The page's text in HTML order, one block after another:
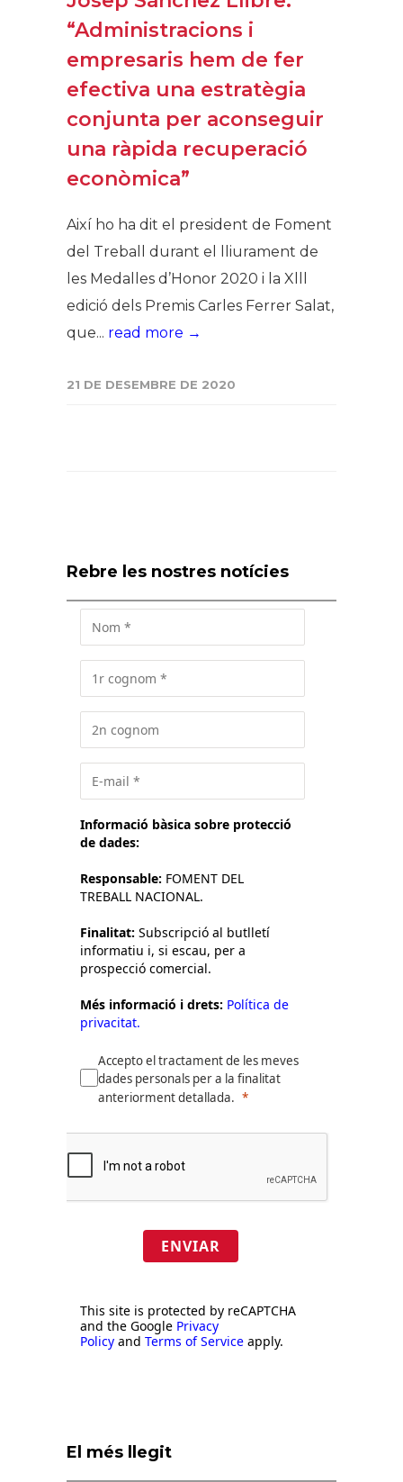
“Administracions i
empresaris hem de fer
efectiva una estratègia
conjunta per aconseguir
una ràpida recuperació
econòmica”
Així ho ha dit el president de Foment
del Treball durant el lliurament de
les Medalles d’Honor 2020 i la Xlll
edició dels Premis Carles Ferrer Salat,
que... read more →
21 DE DESEMBRE DE 2020
Rebre les nostres notícies
Informació bàsica sobre protecció
de dades:
Responsable: FOMENT DEL
TREBALL NACIONAL.
Finalitat: Subscripció al butlletí
informatiu i, si escau, per a
prospecció comercial.
Més informació i drets: Política de
privacitat.
Accepto el tractament de les meves
dades personals per a la finalitat
anteriorment detallada.
ENVIAR
This site is protected by reCAPTCHA
and the Google Privacy
Policy and Terms of Service apply.
El més llegit